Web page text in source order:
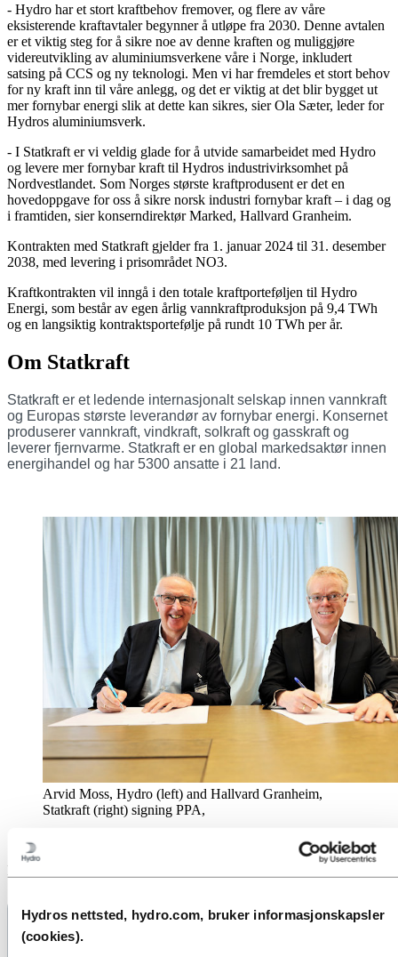
Hydros nettsted, hydro.com, bruker informasjonskapsler
(cookies).
- Hydro har et stort kraftbehov fremover, og flere av våre
eksisterende kraftavtaler begynner å utløpe fra 2030. Denne avtalen
er et viktig steg for å sikre noe av denne kraften og muliggjøre
videreutvikling av aluminiumsverkene våre i Norge, inkludert
satsing på CCS og ny teknologi. Men vi har fremdeles et stort behov
for ny kraft inn til våre anlegg, og det er viktig at det blir bygget ut
mer fornybar energi slik at dette kan sikres, sier Ola Sæter, leder for
Hydros aluminiumsverk.
- I Statkraft er vi veldig glade for å utvide samarbeidet med Hydro
og levere mer fornybar kraft til Hydros industrivirksomhet på
Nordvestlandet. Som Norges største kraftprodusent er det en
hovedoppgave for oss å sikre norsk industri fornybar kraft – i dag og
i framtiden, sier konserndirektør Marked, Hallvard Granheim.
Kontrakten med Statkraft gjelder fra 1. januar 2024 til 31. desember
2038, med levering i prisområdet NO3.
Kraftkontrakten vil inngå i den totale kraftporteføljen til Hydro
Energi, som består av egen årlig vannkraftproduksjon på 9,4 TWh
og en langsiktig kontraktsportefølje på rundt 10 TWh per år.
Om Statkraft
Statkraft er et ledende internasjonalt selskap innen vannkraft
og Europas største leverandør av fornybar energi. Konsernet
produserer vannkraft, vindkraft, solkraft og gasskraft og
leverer fjernvarme. Statkraft er en global markedsaktør innen
energihandel og har 5300 ansatte i 21 land.
Arvid Moss, Hydro (left) and Hallvard Granheim,
Statkraft (right) signing PPA,
Publisert: 8. juni 2023